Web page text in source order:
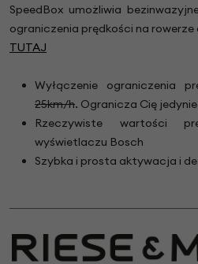
SpeedBox umożliwia
ograniczenia prędkości na
TUTAJ
Wyłączenie ograniczenia
25km/h. Ogranicza Cię
Rzeczywiste wartości
wyświetlaczu Bosch
Szybka i prosta aktywacja i